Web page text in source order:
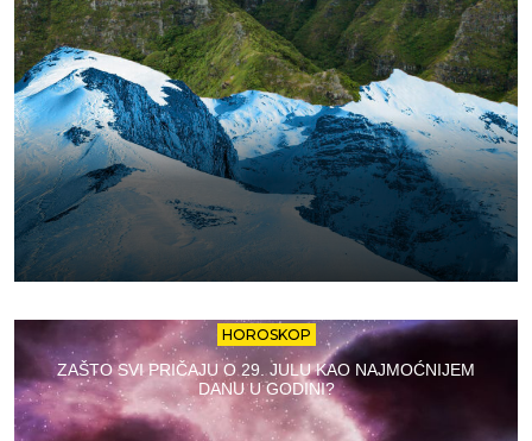
HOROSKOP
ZAŠTO SVI PRIČAJU O 29. JULU KAO NAJMOĆNIJEM
DANU U GODINI?